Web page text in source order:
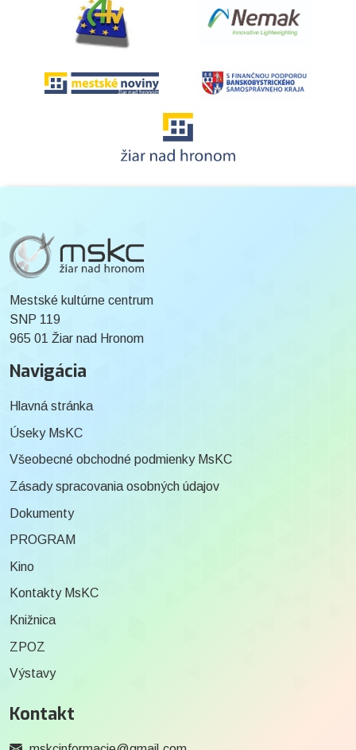
Mestské kultúrne centrum
SNP 119
965 01 Žiar nad Hronom
Navigácia
Hlavná stránka
Úseky MsKC
Všeobecné obchodné podmienky MsKC
Zásady spracovania osobných údajov
Dokumenty
PROGRAM
Kino
Kontakty MsKC
Knižnica
ZPOZ
Výstavy
Kontakt